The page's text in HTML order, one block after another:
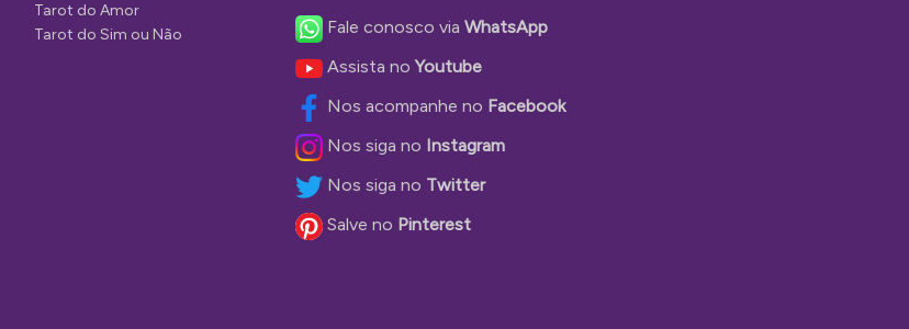
Tarot do Amor
Tarot do Sim ou Não
Fale conosco via WhatsApp
Assista noYoutube
Nos acompanhe no Facebook
Nos siga no Instagram
Nos siga no Twitter
Salve no Pinterest